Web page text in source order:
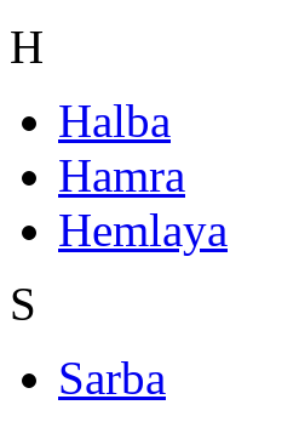
H
Halba
Hamra
Hemlaya
S
Sarba